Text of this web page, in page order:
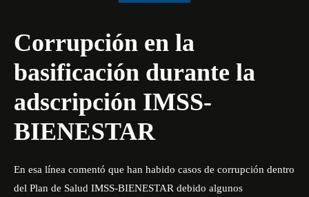
Corrupción en la
basificación durante la
adscripción IMSS-
BIENESTAR
En esa línea comentó que han habido casos de corrupción dentro
del Plan de Salud IMSS-BIENESTAR debido algunos